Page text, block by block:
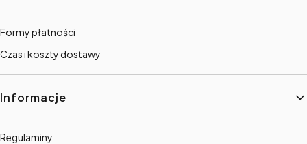
Formy płatności
Czas i koszty dostawy
Informacje
Regulaminy